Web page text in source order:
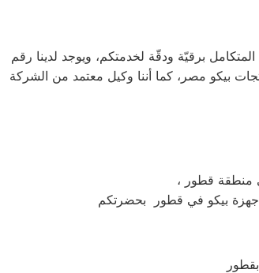
يعمل الفريق المتكامل برقيّة ودقّة لخدمتكم، ويوجد لدينا رقم
منتجات بيكو مصر، كما أننا وكيل معتمد من الشركة